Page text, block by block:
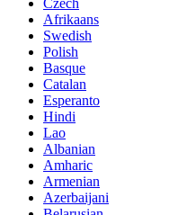
Czech
Afrikaans
Swedish
Polish
Basque
Catalan
Esperanto
Hindi
Lao
Albanian
Amharic
Armenian
Azerbaijani